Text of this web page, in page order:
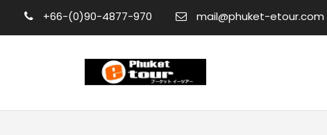
+66-(0)90-4877-970 mail@phuket-etour.com